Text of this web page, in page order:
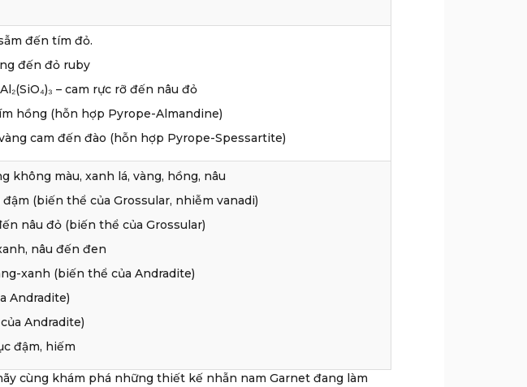
đến tím đỏ.
đến đỏ ruby
– cam rực rỡ đến nâu đỏ
hồng (hỗn hợp Pyrope-Almandine)
vàng cam đến đào (hỗn hợp Pyrope-Spessartite)
không màu, xanh lá, vàng, hồng, nâu
đậm (biến thể của Grossular, nhiễm vanadi)
nâu đỏ (biến thể của Grossular)
nâu đến đen
xanh (biến thể của Andradite)
Andradite)
Andradite)
đậm, hiếm
cùng khám phá những thiết kế nhẫn nam Garnet đang làm